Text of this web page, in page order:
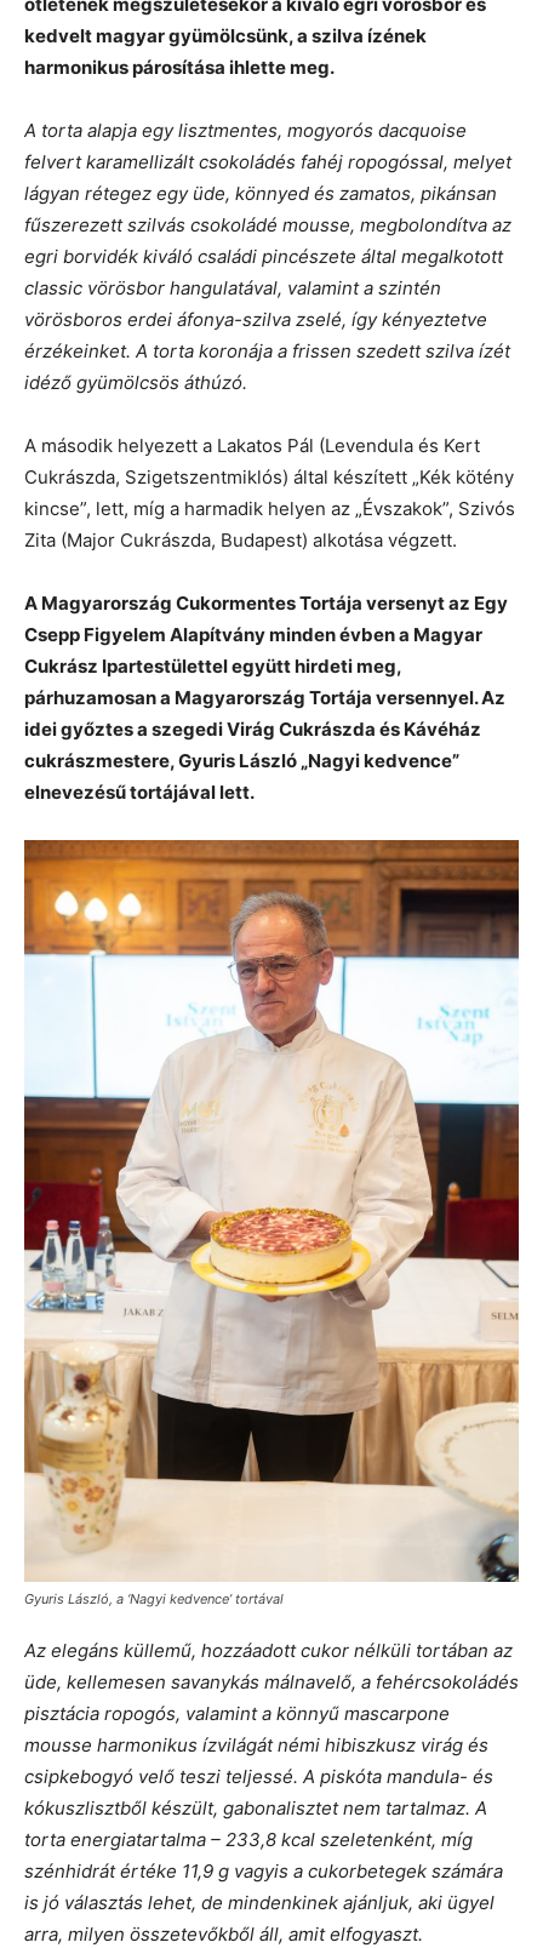
kedvelt magyar gyümölcsünk, a szilva ízének
harmonikus párosítása ihlette meg.
A torta alapja egy lisztmentes, mogyorós dacquoise
felvert karamellizált csokoládés fahéj ropogóssal, melyet
lágyan rétegez egy üde, könnyed és zamatos, pikánsan
fűszerezett szilvás csokoládé mousse, megbolondítva az
egri borvidék kiváló családi pincészete által megalkotott
classic vörösbor hangulatával, valamint a szintén
vörösboros erdei áfonya-szilva zselé, így kényeztetve
érzékeinket. A torta koronája a frissen szedett szilva ízét
idéző gyümölcsös áthúzó.
A második helyezett a Lakatos Pál (Levendula és Kert
Cukrászda, Szigetszentmiklós) által készített „Kék kötény
kincse”, lett, míg a harmadik helyen az „Évszakok”, Szivós
Zita (Major Cukrászda, Budapest) alkotása végzett.
A Magyarország Cukormentes Tortája versenyt az Egy
Csepp Figyelem Alapítvány minden évben a Magyar
Cukrász Ipartestülettel együtt hirdeti meg,
párhuzamosan a Magyarország Tortája versennyel. Az
idei győztes a szegedi Virág Cukrászda és Kávéház
cukrászmestere, Gyuris László „Nagyi kedvence”
elnevezésű tortájával lett.
Gyuris László, a ‘Nagyi kedvence’ tortával
Az elegáns küllemű, hozzáadott cukor nélküli tortában az
üde, kellemesen savanykás málnavelő, a fehércsokoládés
pisztácia ropogós, valamint a könnyű mascarpone
mousse harmonikus ízvilágát némi hibiszkusz virág és
csipkebogyó velő teszi teljessé. A piskóta mandula- és
kókuszlisztből készült, gabonalisztet nem tartalmaz. A
torta energiatartalma – 233,8 kcal szeletenként, míg
szénhidrát értéke 11,9 g vagyis a cukorbetegek számára
is jó választás lehet, de mindenkinek ajánljuk, aki ügyel
arra, milyen összetevőkből áll, amit elfogyaszt.